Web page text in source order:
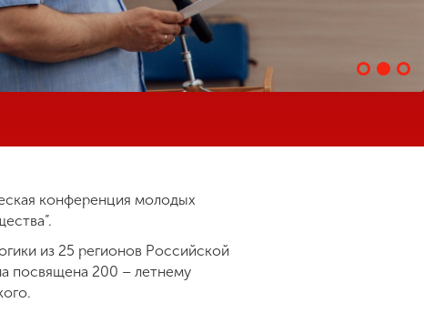
конференция молодых
из 25 регионов Российской
посвящена 200 – летнему